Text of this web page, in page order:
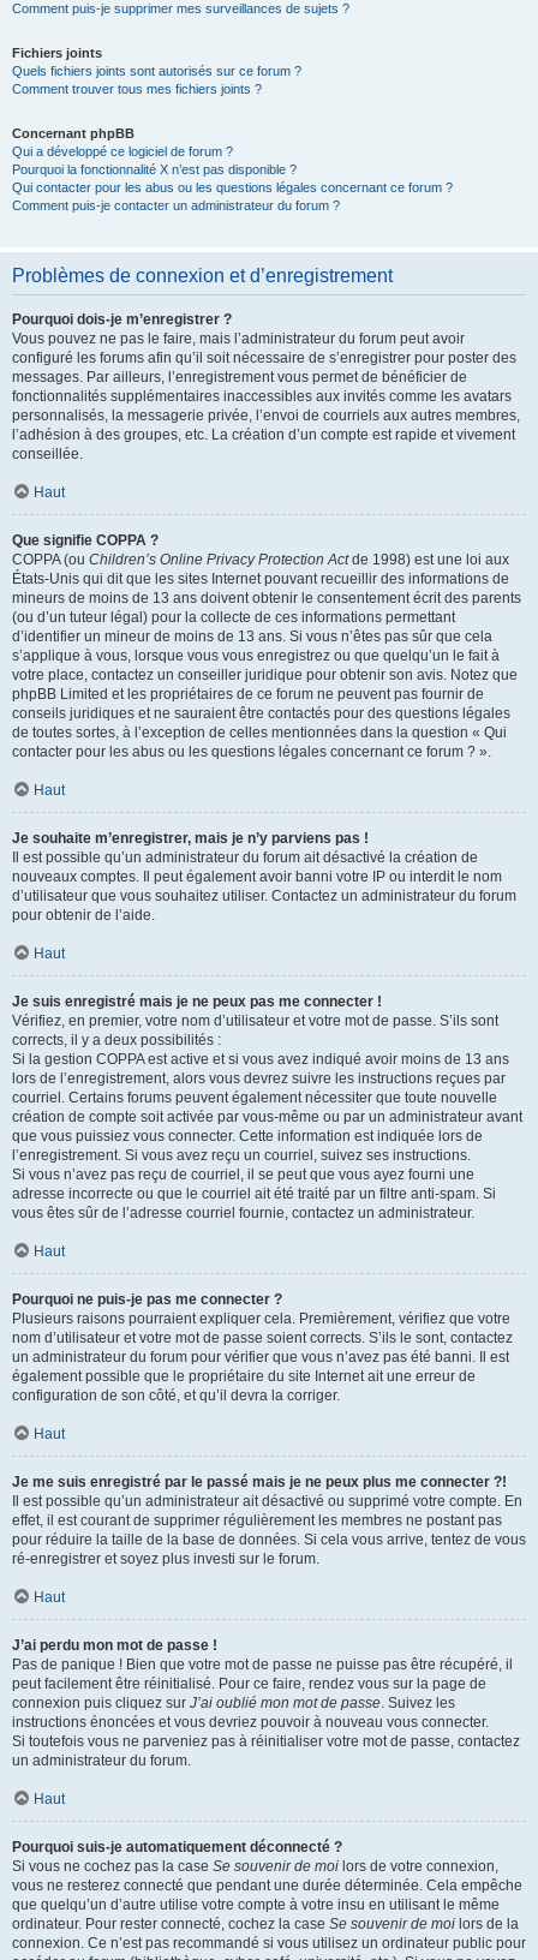
Comment puis-je supprimer mes surveillances de sujets ?
Fichiers joints
Quels fichiers joints sont autorisés sur ce forum ?
Comment trouver tous mes fichiers joints ?
Concernant phpBB
Qui a développé ce logiciel de forum ?
Pourquoi la fonctionnalité X n’est pas disponible ?
Qui contacter pour les abus ou les questions légales concernant ce forum ?
Comment puis-je contacter un administrateur du forum ?
Problèmes de connexion et d’enregistrement
Pourquoi dois-je m’enregistrer ?
Vous pouvez ne pas le faire, mais l’administrateur du forum peut avoir
configuré les forums afin qu’il soit nécessaire de s’enregistrer pour poster des
messages. Par ailleurs, l’enregistrement vous permet de bénéficier de
fonctionnalités supplémentaires inaccessibles aux invités comme les avatars
personnalisés, la messagerie privée, l’envoi de courriels aux autres membres,
l’adhésion à des groupes, etc. La création d’un compte est rapide et vivement
conseillée.
Haut
Que signifie COPPA ?
COPPA (ou Children’s Online Privacy Protection Actde 1998) est une loi aux
États-Unis qui dit que les sites Internet pouvant recueillir des informations de
mineurs de moins de 13 ans doivent obtenir le consentement écrit des parents
(ou d’un tuteur légal) pour la collecte de ces informations permettant
d’identifier un mineur de moins de 13 ans. Si vous n’êtes pas sûr que cela
s’applique à vous, lorsque vous vous enregistrez ou que quelqu’un le fait à
votre place, contactez un conseiller juridique pour obtenir son avis. Notez que
phpBB Limited et les propriétaires de ce forum ne peuvent pas fournir de
conseils juridiques et ne sauraient être contactés pour des questions légales
de toutes sortes, à l’exception de celles mentionnées dans la question « Qui
contacter pour les abus ou les questions légales concernant ce forum ? ».
Haut
Je souhaite m’enregistrer, mais je n’y parviens pas !
Il est possible qu’un administrateur du forum ait désactivé la création de
nouveaux comptes. Il peut également avoir banni votre IP ou interdit le nom
d’utilisateur que vous souhaitez utiliser. Contactez un administrateur du forum
pour obtenir de l’aide.
Haut
Je suis enregistré mais je ne peux pas me connecter !
Vérifiez, en premier, votre nom d’utilisateur et votre mot de passe. S’ils sont
corrects, il y a deux possibilités :
Si la gestion COPPA est active et si vous avez indiqué avoir moins de 13 ans
lors de l’enregistrement, alors vous devrez suivre les instructions reçues par
courriel. Certains forums peuvent également nécessiter que toute nouvelle
création de compte soit activée par vous-même ou par un administrateur avant
que vous puissiez vous connecter. Cette information est indiquée lors de
l’enregistrement. Si vous avez reçu un courriel, suivez ses instructions.
Si vous n’avez pas reçu de courriel, il se peut que vous ayez fourni une
adresse incorrecte ou que le courriel ait été traité par un filtre anti-spam. Si
vous êtes sûr de l’adresse courriel fournie, contactez un administrateur.
Haut
Pourquoi ne puis-je pas me connecter ?
Plusieurs raisons pourraient expliquer cela. Premièrement, vérifiez que votre
nom d’utilisateur et votre mot de passe soient corrects. S’ils le sont, contactez
un administrateur du forum pour vérifier que vous n’avez pas été banni. Il est
également possible que le propriétaire du site Internet ait une erreur de
configuration de son côté, et qu’il devra la corriger.
Haut
Je me suis enregistré par le passé mais je ne peux plus me connecter ?!
Il est possible qu’un administrateur ait désactivé ou supprimé votre compte. En
effet, il est courant de supprimer régulièrement les membres ne postant pas
pour réduire la taille de la base de données. Si cela vous arrive, tentez de vous
ré-enregistrer et soyez plus investi sur le forum.
Haut
J’ai perdu mon mot de passe !
Pas de panique ! Bien que votre mot de passe ne puisse pas être récupéré, il
peut facilement être réinitialisé. Pour ce faire, rendez vous sur la page de
connexion puis cliquez sur J’ai oublié mon mot de passe. Suivez les
instructions énoncées et vous devriez pouvoir à nouveau vous connecter.
Si toutefois vous ne parveniez pas à réinitialiser votre mot de passe, contactez
un administrateur du forum.
Haut
Pourquoi suis-je automatiquement déconnecté ?
Si vous ne cochez pas la case Se souvenir de moi lors de votre connexion,
vous ne resterez connecté que pendant une durée déterminée. Cela empêche
que quelqu’un d’autre utilise votre compte à votre insu en utilisant le même
ordinateur. Pour rester connecté, cochez la case Se souvenir de moi lors de la
connexion. Ce n’est pas recommandé si vous utilisez un ordinateur public pour